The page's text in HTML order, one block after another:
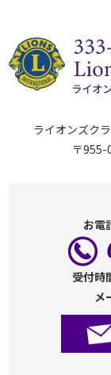
ライオンズク
〒
お電
受付
メ